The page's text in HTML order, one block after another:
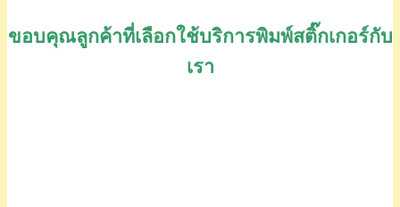
ขอบคุณลูกค้าที่เลือกใช้บริการพิมพ์สติ๊กเกอร์กับ
เรา